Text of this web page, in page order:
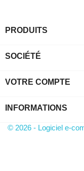
PRODUITS
SOCIÉTÉ
VOTRE COMPTE
INFORMATIONS
© 2026 - Logiciel e-